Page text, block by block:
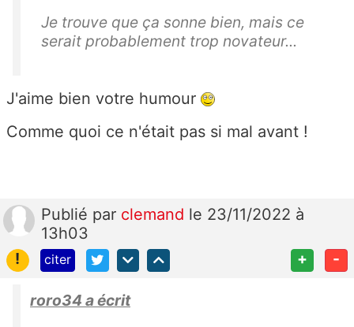
Je trouve que ça sonne bien, mais ce
serait probablement trop novateur...
J'aime bien votre humour
Comme quoi ce n'était pas si mal avant !
Publié par clemand le 23/11/2022 à
13h03
!
citer + -
roro34 a écrit